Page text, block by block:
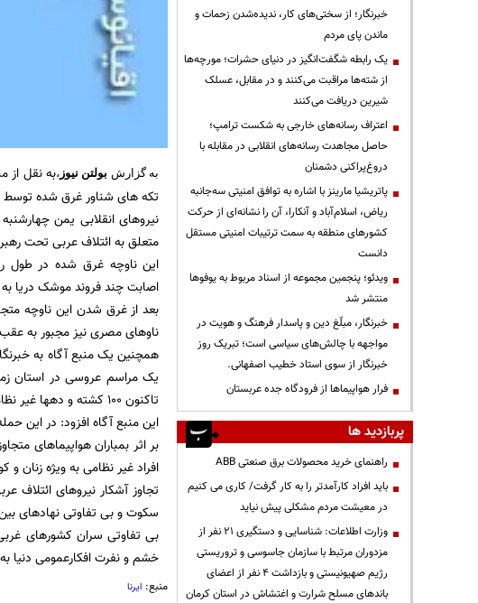
به گزارش بولتن نیوز ،به نقل از
تکه های شناور غرق شده توسط
نیروهای انقلابی یمن
متعلق به ائتلاف عربی تحت
این ناوچه غرق شده در طول
اصابت چند فروند موشک دریا
بعد از غرق شدن این ناوچه
ناوهای مصری نیز مجبور به
همچنین یک منبع آگاه به
یک مراسم عروسی در استان
تاکنون 100 کشته و دهها غیر نظامی دیگر مجروح شدند.
این منبع آگاه افزود: در این حمله حداقل 10 داماد و سه
بر اثر بمباران هواپیماهای
افراد غیر نظامی به ویژه زنان
تجاوز آشکار نیروهای
سکوت و بی تفاوتی نهادهای
بی تفاوتی سران کشورهای
خشم و نفرت افکارعمومی دنیا
منبع: ایرنا
خبرنگار؛ از سختی‌های کار، ندیده‌شدن زحمات و
ماندن پای مردم
یک رابطه شگفت‌انگیز در دنیای حشرات؛ مورچه‌ها
از شته‌ها مراقبت می‌کنند و در مقابل، عسلک
شیرین دریافت می‌کنند
اعتراف رسانه‌های خارجی به شکست ترامپ؛
حاصل مجاهدت رسانه‌های انقلابی در مقابله با
دروغ‌پراکنی دشمنان
پاتریشیا مارینز با اشاره به توافق امنیتی سه‌جانبه
ریاض، اسلام‌آباد و آنکارا، آن را نشانه‌ای از حرکت
کشورهای منطقه به سمت ترتیبات امنیتی مستقل
دانست
ویدئو؛ پنجمین مجموعه از اسناد مربوط به یوفوها
منتشر شد
خبرنگار، مبلّغ دین و پاسدار فرهنگ و هویت در
مواجهه با چالش‌های سیاسی است؛ تبریک روز
خبرنگار از سوی استاد خطیب اصفهانی.
فرار هواپیماها از فرودگاه جده عربستان
پربازدید ها
راهنمای خرید محصولات برق صنعتی ABB
باید افراد کارآمدتر را به کار گرفت/ کاری می کنیم
در معیشت مردم مشکلی پیش نیاید
وزارت اطلاعات: شناسایی و دستگیری ۲۱ نفر از
مزدوران مرتبط با سازمان جاسوسی و تروریستی
رژیم صهیونیستی و بازداشت ۴ نفر از اعضای
باندهای مسلح شرارت و اغتشاش در استان کرمان